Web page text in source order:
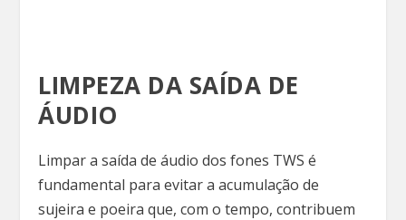
LIMPEZA DA SAÍDA DE
ÁUDIO
Limpar a saída de áudio dos fones TWS é
fundamental para evitar a acumulação de
sujeira e poeira que, com o tempo, contribuem